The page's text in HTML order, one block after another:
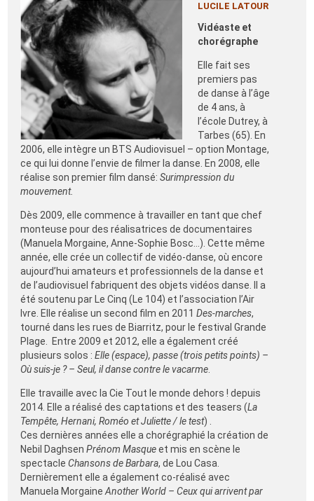
LUCILE LATOUR
Vidéaste et
chorégraphe
Elle fait ses
premiers pas
de danse à l’âge
de 4 ans, à
l’école Dutrey, à
Tarbes (65). En
2006, elle intègre un BTS Audiovisuel – option Montage,
ce qui lui donne l’envie de filmer la danse. En 2008, elle
réalise son premier film dansé: Surimpression du
mouvement.
Dès 2009, elle commence à travailler en tant que chef
monteuse pour des réalisatrices de documentaires
(Manuela Morgaine, Anne-Sophie Bosc…). Cette même
année, elle crée un collectif de vidéo-danse, où encore
aujourd’hui amateurs et professionnels de la danse et
de l’audiovisuel fabriquent des objets vidéos danse. Il a
été soutenu par Le Cinq (Le 104) et l’association l’Air
Ivre. Elle réalise un second film en 2011Des-marches,
tourné dans les rues de Biarritz, pour le festival Grande
Plage. Entre 2009 et 2012, elle a également créé
plusieurs solos :Elle (espace), passe (trois petits points) –
Où suis-je ? – Seul, il danse contre le vacarme.
Elle travaille avec la Cie Tout le monde dehors ! depuis
2014. Elle a réalisé des captations et des teasers (La
Tempête, Hernani, Roméo et Juliette / le test) .
Ces dernières années elle a chorégraphié la création de
Nebil DaghsenPrénom Masqueet mis en scène le
spectacleChansons de Barbara, de Lou Casa.
Dernièrement elle a également co-réalisé avec
Manuela MorgaineAnother World – Ceux qui arrivent par